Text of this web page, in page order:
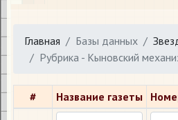
Главная Базы данных
Рубрика - Кыновский
# Название газеты